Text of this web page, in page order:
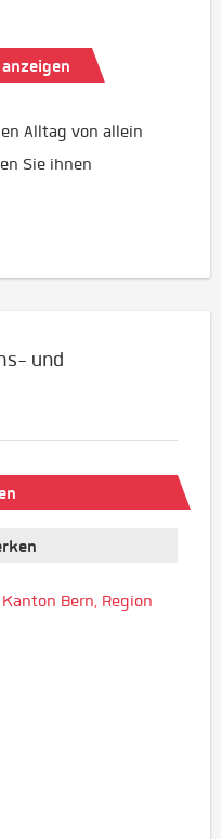
Alltag von allein
Sie ihnen
und
Bern, Region